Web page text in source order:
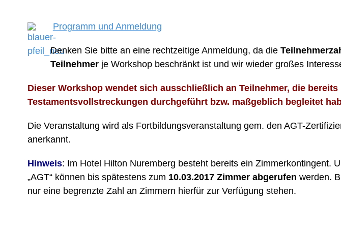
Programm und Anmeldung
Denken Sie bitte an eine rechtzeitige Anmeldung, da die
Teilnehmerje Workshop beschränkt ist und wir wieder großes
Dieser Workshop wendet sich ausschließlich an Teilnehmer, die bereits
Testamentsvollstreckungen durchgeführt bzw. maßgeblich begleitet
Die Veranstaltung wird als Fortbildungsveranstaltung gem. den AGT-
anerkannt.
Hinweis: Im Hotel Hilton Nuremberg besteht bereits ein Zimmerkontingent.
„AGT“ können bis spätestens zum 10.03.2017 Zimmer abgerufen werden.
nur eine begrenzte Zahl an Zimmern hierfür zur Verfügung stehen.